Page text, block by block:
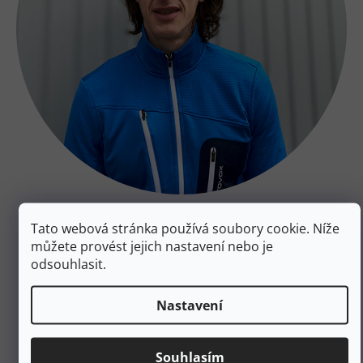
Tato webová stránka používá soubory cookie. Níže
můžete provést jejich nastavení nebo je
odsouhlasit.
Nastavení
Souhlasím
Přemysl Žižka
spolumajitel
PŘEDCHOZÍ ČLÁNEK